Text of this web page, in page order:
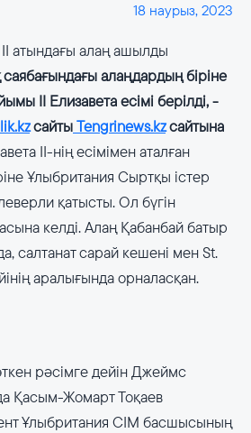
18 наурыз, 2023
II атындағы алаң ашылды
алаңдардың біріне
ІІ Елизавета есімі берілді, -
сайтыTengrinews.kzсайтына
ІІ-нің есімімен аталған
Ұлыбритания Сыртқы істер
қатысты. Ол бүгін
келді. Алаң Қабанбай батыр
салтанат сарай кешені мен St.
аралығында орналасқан.
рәсімге дейін Джеймс
Қасым-Жомарт Тоқаев
Ұлыбритания СІМ басшысының